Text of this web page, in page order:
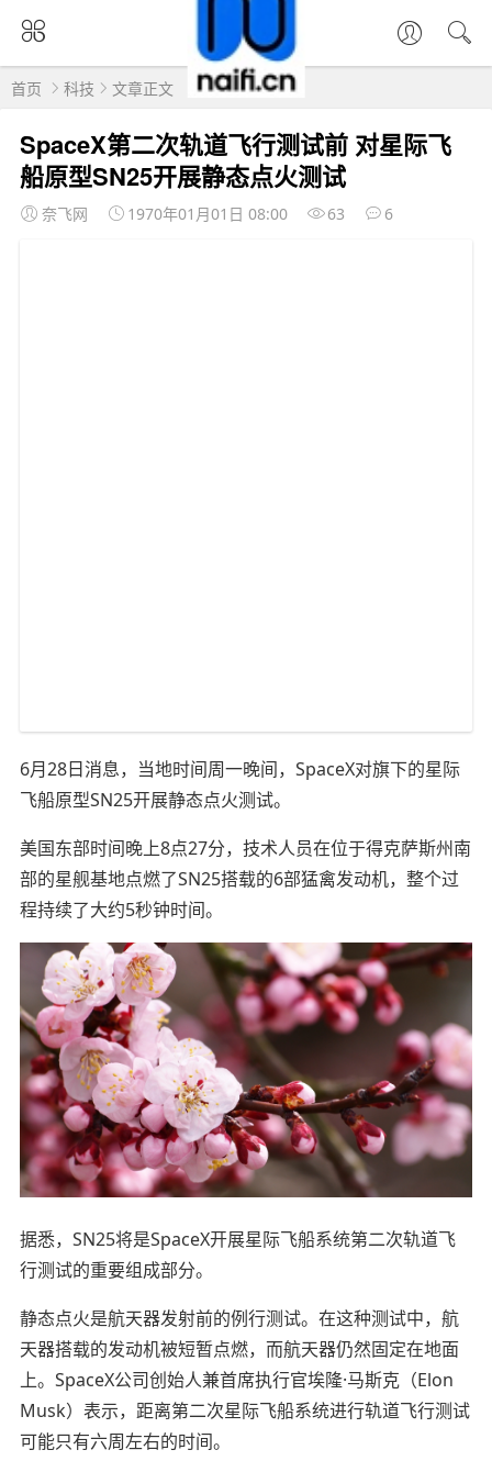
首页 科技 文章正文
SpaceX第二次轨道飞行测试前 对星际飞
船原型SN25开展静态点火测试
奈飞网 1970年01月01日 08:00 63 6
6月28日消息，当地时间周一晚间，SpaceX对旗下的星际
飞船原型SN25开展静态点火测试。
美国东部时间晚上8点27分，技术人员在位于得克萨斯州南
部的星舰基地点燃了SN25搭载的6部猛禽发动机，整个过
程持续了大约5秒钟时间。
据悉，SN25将是SpaceX开展星际飞船系统第二次轨道飞
行测试的重要组成部分。
静态点火是航天器发射前的例行测试。在这种测试中，航
天器搭载的发动机被短暂点燃，而航天器仍然固定在地面
上。SpaceX公司创始人兼首席执行官埃隆·马斯克（Elon
Musk）表示，距离第二次星际飞船系统进行轨道飞行测试
可能只有六周左右的时间。